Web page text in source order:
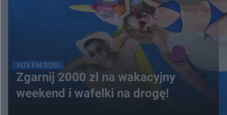
VOX FM ROBI
Zgarnij 2000 zł na wakacyjny
weekend i wafelki na drogę!